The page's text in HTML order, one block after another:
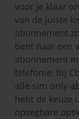
voor je klaar
van de juiste
abonnement
bent naar een
abonnement
telefonie, bij
alle sim only-
hebt de keuze
opzegbare